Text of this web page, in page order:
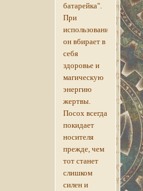
батарейка".
При
использовании
он вбирает в
себя
здоровье и
магическую
энергию
жертвы.
Посох всегда
покидает
носителя
прежде, чем
тот станет
слишком
силен и